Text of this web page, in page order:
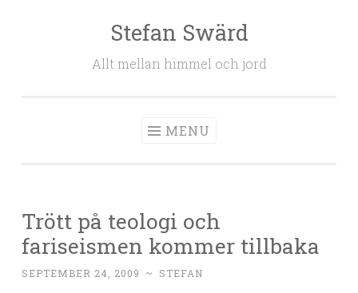
Stefan Swärd
Allt mellan himmel och jord
MENU
Trött på teologi och
fariseismen kommer tillbaka
SEPTEMBER 24, 2009 ~ STEFAN